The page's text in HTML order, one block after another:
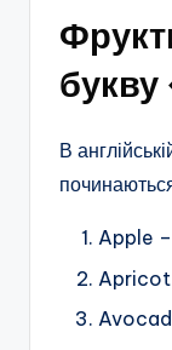
В
Apple –
Apricot